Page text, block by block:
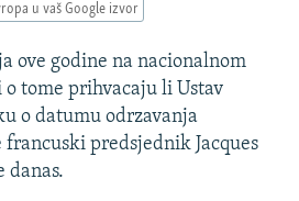
u vaš Google izvor
ove godine na nacionalnom
tome prihvacaju li Ustav
o datumu odrzavanja
predsjednik Jacques
danas.